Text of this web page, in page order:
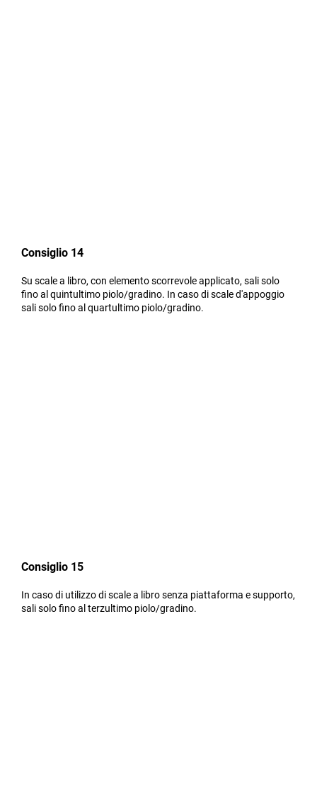
Consiglio 14
Su scale a libro, con elemento scorrevole applicato, sali solo
fino al quintultimo piolo/gradino. In caso di scale d'appoggio
sali solo fino al quartultimo piolo/gradino.
Consiglio 15
In caso di utilizzo di scale a libro senza piattaforma e supporto,
sali solo fino al terzultimo piolo/gradino.